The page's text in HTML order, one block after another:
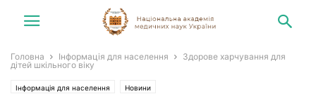
Головна Інформація для населення
Здорове харчування для
дітей шкільного віку
Інформація для населення Новини